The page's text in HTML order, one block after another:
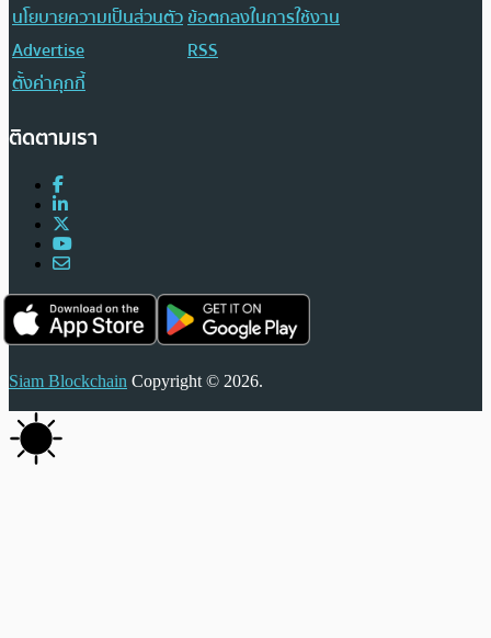
นโยบายความเป็นส่วนตัวข้อตกลงในการใช้งาน
Advertise
RSS
ตั้งค่าคุกกี้
ติดตามเรา
Siam Blockchain Copyright © 2026.